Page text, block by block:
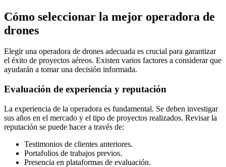
Cómo seleccionar la mejor operadora de
drones
Elegir una operadora de drones adecuada es crucial para garantizar
el éxito de proyectos aéreos. Existen varios factores a considerar que
ayudarán a tomar una decisión informada.
Evaluación de experiencia y reputación
La experiencia de la operadora es fundamental. Se deben investigar
sus años en el mercado y el tipo de proyectos realizados. Revisar la
reputación se puede hacer a través de:
Testimonios de clientes anteriores.
Portafolios de trabajos previos.
Presencia en plataformas de evaluación.